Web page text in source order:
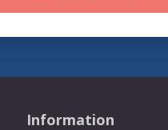
Information